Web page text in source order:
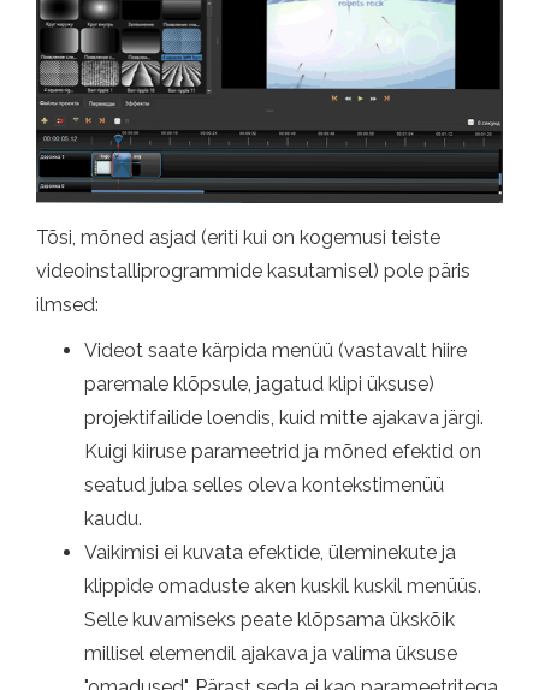
Tõsi, mõned asjad (eriti kui on kogemusi teiste
videoinstalliprogrammide kasutamisel) pole päris
ilmsed:
Videot saate kärpida menüü (vastavalt hiire
paremale klõpsule, jagatud klipi üksuse)
projektifailide loendis, kuid mitte ajakava järgi.
Kuigi kiiruse parameetrid ja mõned efektid on
seatud juba selles oleva kontekstimenüü
kaudu.
Vaikimisi ei kuvata efektide, üleminekute ja
klippide omaduste aken kuskil kuskil menüüs.
Selle kuvamiseks peate klõpsama ükskõik
millisel elemendil ajakava ja valima üksuse